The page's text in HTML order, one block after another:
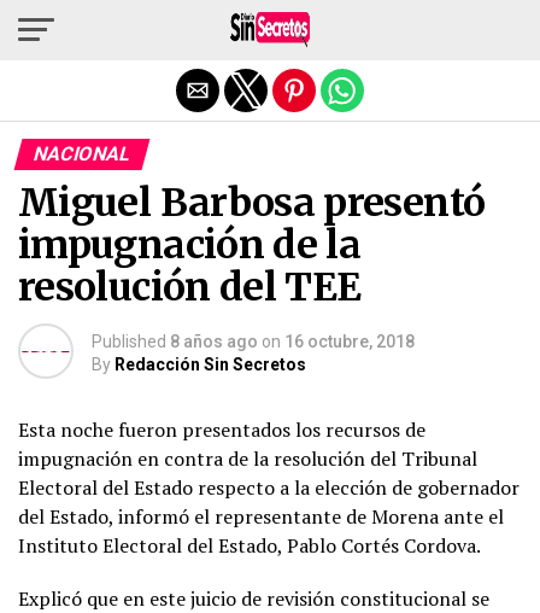
NACIONAL
Miguel Barbosa presentó
impugnación de la
resolución del TEE
Published 8 años ago on 16 octubre, 2018
By Redacción Sin Secretos
Esta noche fueron presentados los recursos de
impugnación en contra de la resolución del Tribunal
Electoral del Estado respecto a la elección de gobernador
del Estado, informó el representante de Morena ante el
Instituto Electoral del Estado, Pablo Cortés Cordova.
Explicó que en este juicio de revisión constitucional se
Salir de la versión móvil